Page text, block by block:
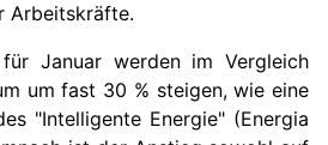
Arbeitskräfte.
für Januar werden im Vergleich
um fast 30 % steigen, wie eine
"Intelligente Energie" (Energia